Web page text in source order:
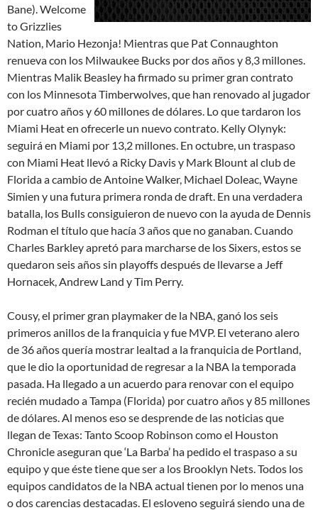
Bane). Welcome
to Grizzlies
Nation, Mario Hezonja! Mientras que Pat Connaughton
renueva con los Milwaukee Bucks por dos años y 8,3 millones.
Mientras Malik Beasley ha firmado su primer gran contrato
con los Minnesota Timberwolves, que han renovado al jugador
por cuatro años y 60 millones de dólares. Lo que tardaron los
Miami Heat en ofrecerle un nuevo contrato. Kelly Olynyk:
seguirá en Miami por 13,2 millones. En octubre, un traspaso
con Miami Heat llevó a Ricky Davis y Mark Blount al club de
Florida a cambio de Antoine Walker, Michael Doleac, Wayne
Simien y una futura primera ronda de draft. En una verdadera
batalla, los Bulls consiguieron de nuevo con la ayuda de Dennis
Rodman el título que hacía 3 años que no ganaban. Cuando
Charles Barkley apretó para marcharse de los Sixers, estos se
quedaron seis años sin playoffs después de llevarse a Jeff
Hornacek, Andrew Land y Tim Perry.
Cousy, el primer gran playmaker de la NBA, ganó los seis
primeros anillos de la franquicia y fue MVP. El veterano alero
de 36 años quería mostrar lealtad a la franquicia de Portland,
que le dio la oportunidad de regresar a la NBA la temporada
pasada. Ha llegado a un acuerdo para renovar con el equipo
recién mudado a Tampa (Florida) por cuatro años y 85 millones
de dólares. Al menos eso se desprende de las noticias que
llegan de Texas: Tanto Scoop Robinson como el Houston
Chronicle aseguran que ‘La Barba’ ha pedido el traspaso a su
equipo y que éste tiene que ser a los Brooklyn Nets. Todos los
equipos candidatos de la NBA actual tienen por lo menos una
o dos carencias destacadas. El esloveno seguirá siendo una de